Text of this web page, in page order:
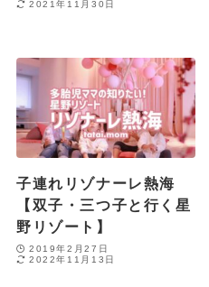
2021年11月30日
子連れリゾナーレ熱海
【双子・三つ子と行く星
野リゾート】
2019年2月27日
2022年11月13日